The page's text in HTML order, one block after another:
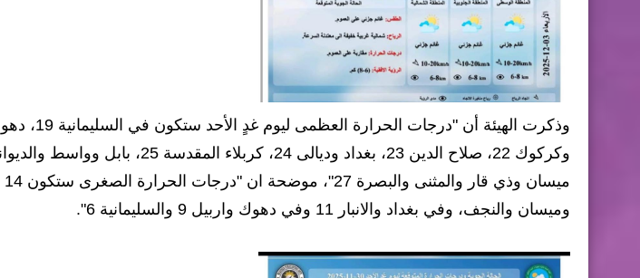
وميسان والنجف، وفي بغداد والانبار 11 وفي دهوك واربيل 9 والسليمانية 6".